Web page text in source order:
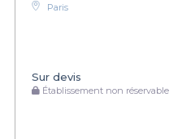
Paris
Sur devis
Établissement non réservable